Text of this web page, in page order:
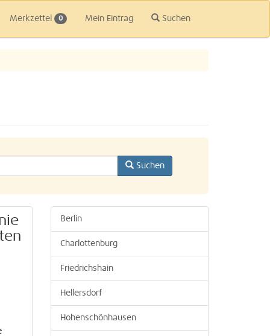
Merkzettel 0 Mein Eintrag Suchen
Suchen
Berlin
Charlottenburg
Friedrichshain
Hellersdorf
Hohenschönhausen